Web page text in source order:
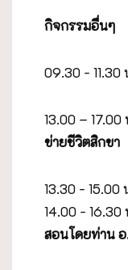
กิจกรรมอื่นๆ
09.30 - 11.30
13.00 – 17.00
ข่ายชีวิตสิกขา
13.30 - 15.00
14.00 - 16.30
สอนโดยท่าน อ